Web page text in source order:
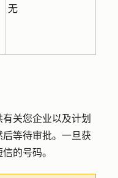
无
关您企业以及计划
等待审批。一旦获
的号码。